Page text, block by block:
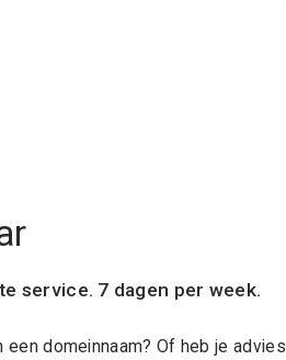
service. 7 dagen per week.
domeinnaam? Of heb je advies